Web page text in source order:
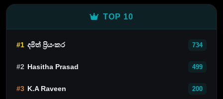
TOP 10
#1 දමිත් ප්‍රියංකර 734
#2 Hasitha Prasad 499
#3 K.A Raveen 200